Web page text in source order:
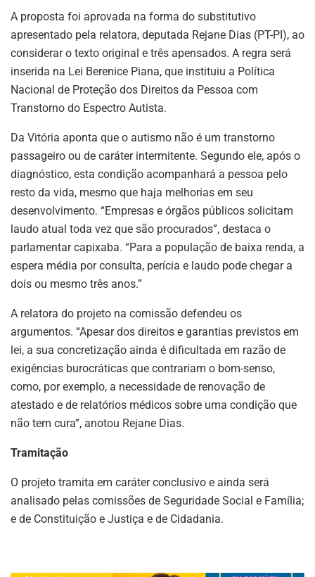
A proposta foi aprovada na forma do substitutivo
apresentado pela relatora, deputada Rejane Dias (PT-PI), ao
considerar o texto original e três apensados. A regra será
inserida na Lei Berenice Piana, que instituiu a Política
Nacional de Proteção dos Direitos da Pessoa com
Transtorno do Espectro Autista.
Da Vitória aponta que o autismo não é um transtorno
passageiro ou de caráter intermitente. Segundo ele, após o
diagnóstico, esta condição acompanhará a pessoa pelo
resto da vida, mesmo que haja melhorias em seu
desenvolvimento. “Empresas e órgãos públicos solicitam
laudo atual toda vez que são procurados”, destaca o
parlamentar capixaba. “Para a população de baixa renda, a
espera média por consulta, perícia e laudo pode chegar a
dois ou mesmo três anos.”
A relatora do projeto na comissão defendeu os
argumentos. “Apesar dos direitos e garantias previstos em
lei, a sua concretização ainda é dificultada em razão de
exigências burocráticas que contrariam o bom-senso,
como, por exemplo, a necessidade de renovação de
atestado e de relatórios médicos sobre uma condição que
não tem cura”, anotou Rejane Dias.
Tramitação
O projeto tramita em caráter conclusivo e ainda será
analisado pelas comissões de Seguridade Social e Família;
e de Constituição e Justiça e de Cidadania.